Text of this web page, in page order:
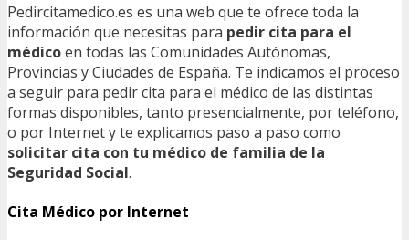
Pedircitamedico.es es una web que te ofrece toda la
información que necesitas para pedir cita para el
médicoen todas las Comunidades Autónomas,
Provincias y Ciudades de España. Te indicamos el proceso
a seguir para pedir cita para el médico de las distintas
formas disponibles, tanto presencialmente, por teléfono,
o por Internet y te explicamos paso a paso como
solicitar cita con tu médico de familia de la
Seguridad Social.
Cita Médico por Internet